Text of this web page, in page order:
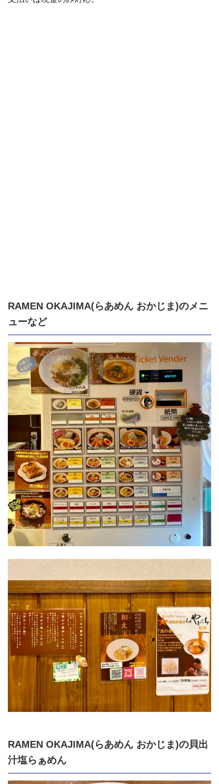
RAMEN OKAJIMA(らあめん おかじま)のメニ
ューなど
RAMEN OKAJIMA(らあめん おかじま)の貝出
汁塩らぁめん